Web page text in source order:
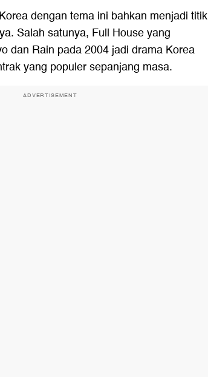
dengan tema ini bahkan menjadi titik
Salah satunya, Full House yang
dan Rain pada 2004 jadi drama Korea
yang populer sepanjang masa.
ADVERTISEMENT